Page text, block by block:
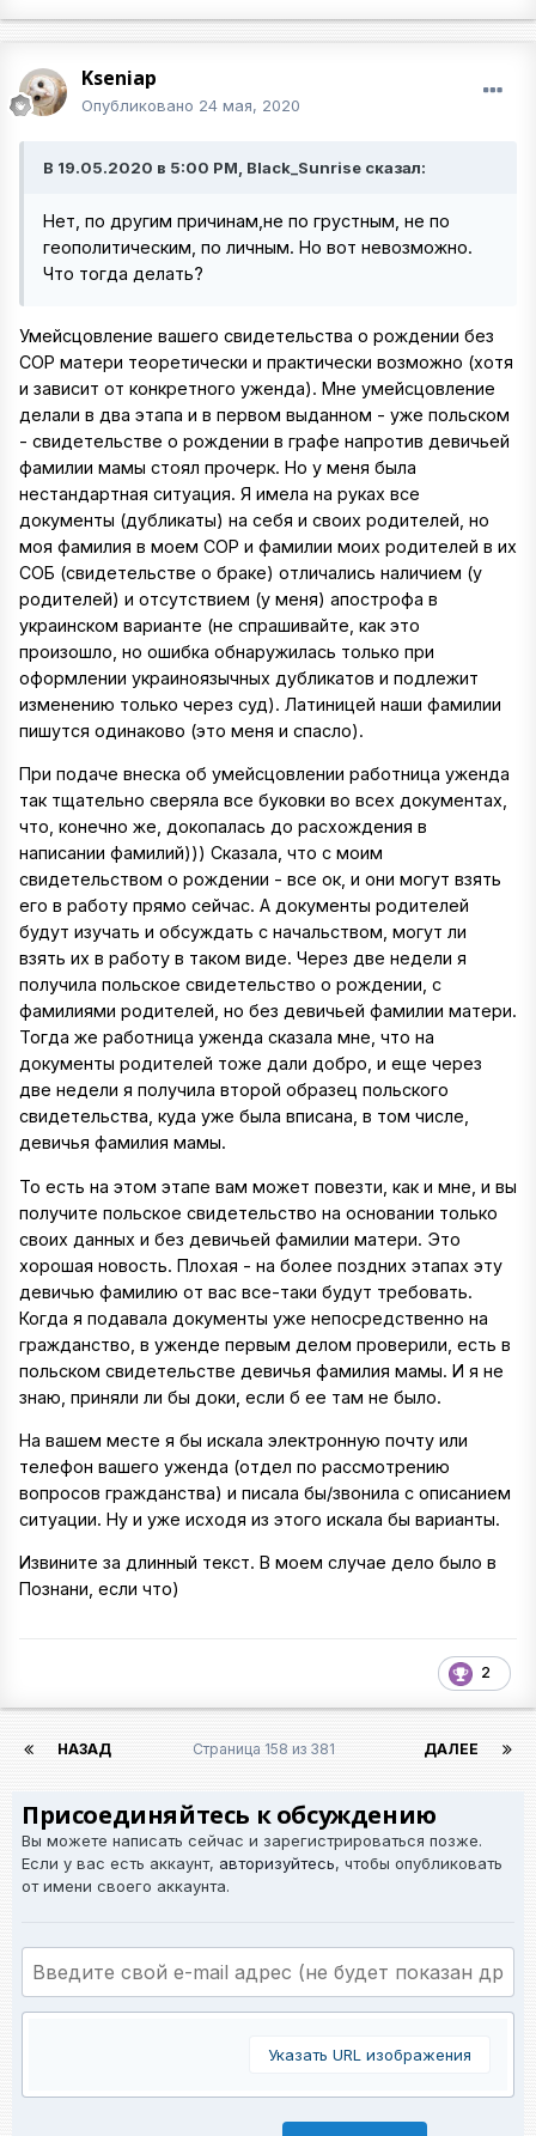
Kseniap
Опубликовано 24 мая, 2020
В 19.05.2020 в 5:00 PM, Black_Sunrise сказал:
Нет, по другим причинам,не по грустным, не по
геополитическим, по личным. Но вот невозможно.
Что тогда делать?
Умейсцовление вашего свидетельства о рождении без
СОР матери теоретически и практически возможно (хотя
и зависит от конкретного уженда). Мне умейсцовление
делали в два этапа и в первом выданном - уже польском
- свидетельстве о рождении в графе напротив девичьей
фамилии мамы стоял прочерк. Но у меня была
нестандартная ситуация. Я имела на руках все
документы (дубликаты) на себя и своих родителей, но
моя фамилия в моем СОР и фамилии моих родителей в их
СОБ (свидетельстве о браке) отличались наличием (у
родителей) и отсутствием (у меня) апострофа в
украинском варианте (не спрашивайте, как это
произошло, но ошибка обнаружилась только при
оформлении украиноязычных дубликатов и подлежит
изменению только через суд). Латиницей наши фамилии
пишутся одинаково (это меня и спасло).
При подаче внеска об умейсцовлении работница уженда
так тщательно сверяла все буковки во всех документах,
что, конечно же, докопалась до расхождения в
написании фамилий))) Сказала, что с моим
свидетельством о рождении - все ок, и они могут взять
его в работу прямо сейчас. А документы родителей
будут изучать и обсуждать с начальством, могут ли
взять их в работу в таком виде. Через две недели я
получила польское свидетельство о рождении, с
фамилиями родителей, но без девичьей фамилии матери.
Тогда же работница уженда сказала мне, что на
документы родителей тоже дали добро, и еще через
две недели я получила второй образец польского
свидетельства, куда уже была вписана, в том числе,
девичья фамилия мамы.
То есть на этом этапе вам может повезти, как и мне, и вы
получите польское свидетельство на основании только
своих данных и без девичьей фамилии матери. Это
хорошая новость. Плохая - на более поздних этапах эту
девичью фамилию от вас все-таки будут требовать.
Когда я подавала документы уже непосредственно на
гражданство, в уженде первым делом проверили, есть в
польском свидетельстве девичья фамилия мамы. И я не
знаю, приняли ли бы доки, если б ее там не было.
На вашем месте я бы искала электронную почту или
телефон вашего уженда (отдел по рассмотрению
вопросов гражданства) и писала бы/звонила с описанием
ситуации. Ну и уже исходя из этого искала бы варианты.
Извините за длинный текст. В моем случае дело было в
Познани, если что)
2
НАЗАД ДАЛЕЕ
Страница 158 из 381
Присоединяйтесь к обсуждению
Вы можете написать сейчас и зарегистрироваться позже.
Если у вас есть аккаунт, авторизуйтесь, чтобы опубликовать
от имени своего аккаунта.
Указать URL изображения